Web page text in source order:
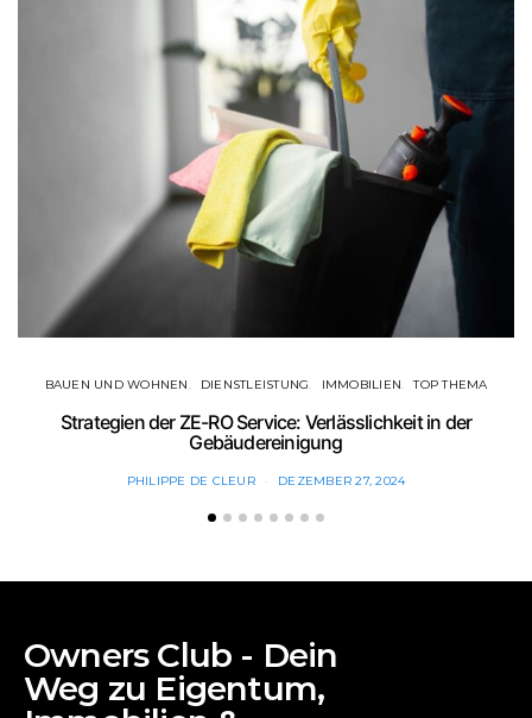
BAUEN UND WOHNEN DIENSTLEISTUNG IMMOBILIEN TOP THEMA
Strategien der ZE-RO Service: Verlässlichkeit in der
Gebäudereinigung
PHILIPPE DE CLEUR DEZEMBER 27, 2024
Owners Club - Dein
Weg zu Eigentum,